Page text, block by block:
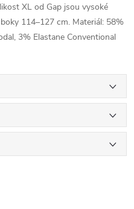
XL od Gap jsou vysoké
114–127 cm. Materiál: 58%
3% Elastane Conventional